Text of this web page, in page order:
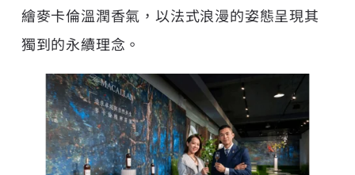
繪麥卡倫溫潤香氣，以法式浪漫的姿態呈現其
獨到的永續理念。